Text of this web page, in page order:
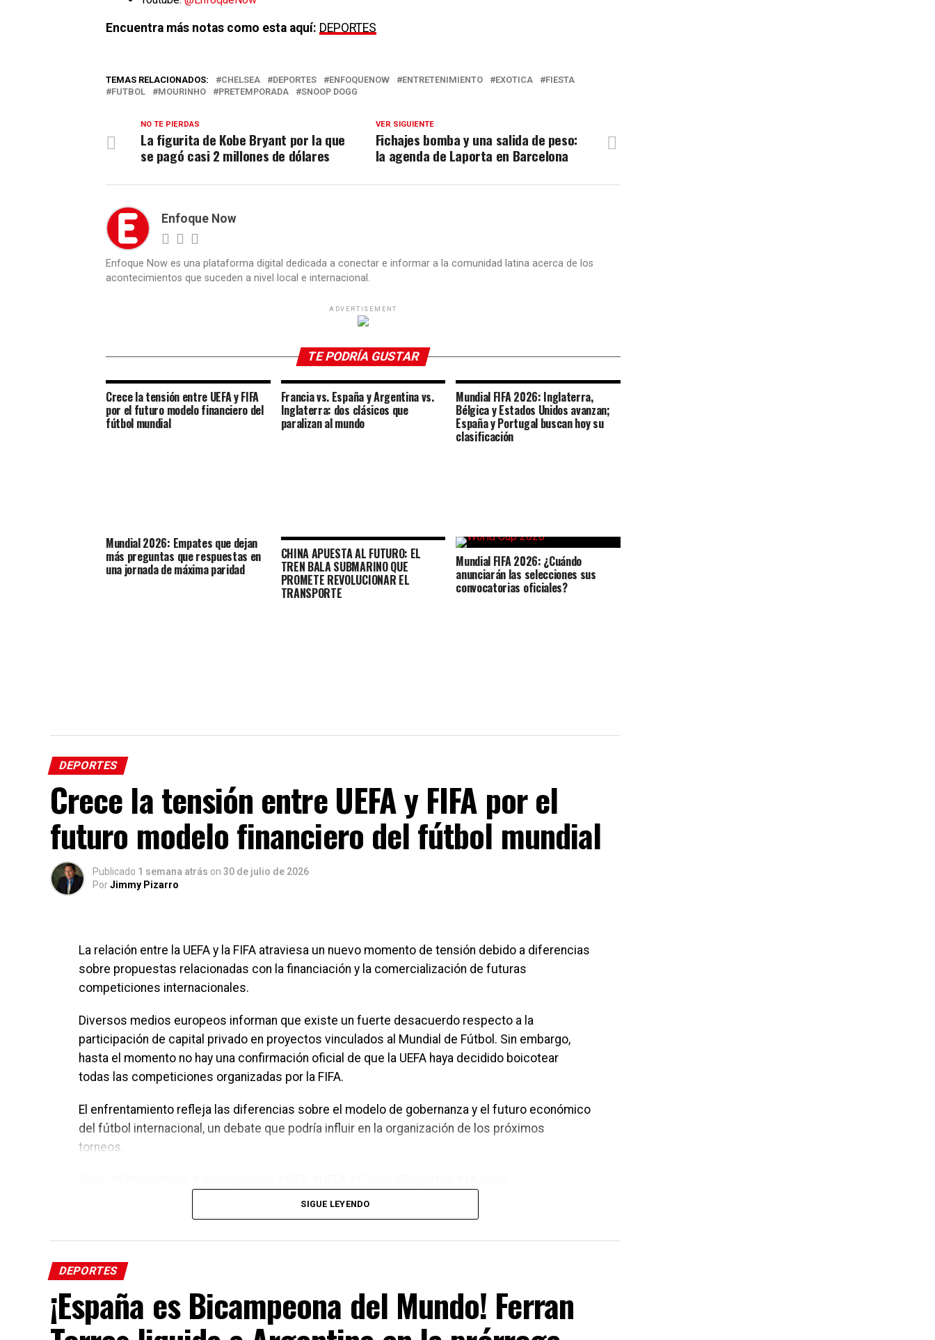
Encuentra más notas como esta aquí: DEPORTES
TEMAS RELACIONADOS: CHELSEA DEPORTES ENFOQUENOW ENTRETENIMIENTO EXOTICA
FIESTA
FUTBOL
MOURINHO PRETEMPORADA SNOOP DOGG
VER SIGUIENTE
Fichajes bomba y una salida de peso:
la agenda de Laporta en Barcelona
NO TE PIERDAS
La figurita de Kobe Bryant por la que
se pagó casi 2 millones de dólares
Enfoque Now
Enfoque Now es una plataforma digital dedicada a conectar e informar a la comunidad latina acerca de los
acontecimientos que suceden a nivel local e internacional.
ADVERTISEMENT
TE PODRÍA GUSTAR
Crece la tensión entre UEFA y FIFA
por el futuro modelo financiero del
fútbol mundial
Francia vs. España y Argentina vs.
Inglaterra: dos clásicos que
paralizan al mundo
Mundial FIFA 2026: Inglaterra,
Bélgica y Estados Unidos avanzan;
España y Portugal buscan hoy su
clasificación
Mundial 2026: Empates que dejan
más preguntas que respuestas en
una jornada de máxima paridad
CHINA APUESTA AL FUTURO: EL
TREN BALA SUBMARINO QUE
PROMETE REVOLUCIONAR EL
TRANSPORTE
Mundial FIFA 2026: ¿Cuándo
anunciarán las selecciones sus
convocatorias oficiales?
DEPORTES
Crece la tensión entre UEFA y FIFA por el
futuro modelo financiero del fútbol mundial
Publicado 1 semana atrás on 30 de julio de 2026
PorJimmy Pizarro
La relación entre la UEFA y la FIFA atraviesa un nuevo momento de tensión debido a diferencias
sobre propuestas relacionadas con la financiación y la comercialización de futuras
competiciones internacionales.
Diversos medios europeos informan que existe un fuerte desacuerdo respecto a la
participación de capital privado en proyectos vinculados al Mundial de Fútbol. Sin embargo,
hasta el momento no hay una confirmación oficial de que la UEFA haya decidido boicotear
todas las competiciones organizadas por la FIFA.
El enfrentamiento refleja las diferencias sobre el modelo de gobernanza y el futuro económico
del fútbol internacional, un debate que podría influir en la organización de los próximos
torneos.
SIGUE LEYENDO
DEPORTES
¡España es Bicampeona del Mundo! Ferran